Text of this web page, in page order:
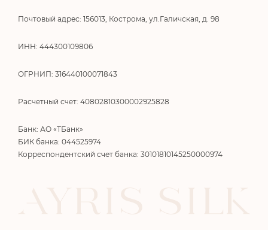
Почтовый адрес: 156013, Кострома, ул.Галичская, д. 98
ИНН: 444300109806
ОГРНИП: 316440100071843
Расчетный счет: 40802810300002925828
Банк: АО «ТБанк»
БИК банка: 044525974
Корреспондентский счет банка: 30101810145250000974